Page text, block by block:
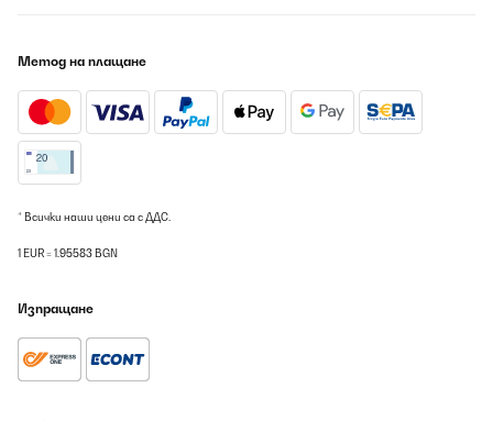
Метод на плащане
* Всички наши цени са с ДДС.
1 EUR = 1.95583 BGN
Изпращане